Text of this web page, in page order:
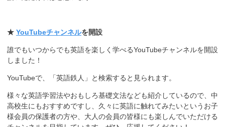
★ YouTubeチャンネルを開設
誰でもいつからでも英語を楽しく学べるYouTubeチャンネルを開設
しました！
YouTubeで、「英語鉄人」と検索すると見られます。
様々な英語学習法やおもしろ基礎文法なども紹介しているので、中
高校生にもおすすめですし、久々に英語に触れてみたいというお子
様会員の保護者の方や、大人の会員の皆様にも楽しんでいただける